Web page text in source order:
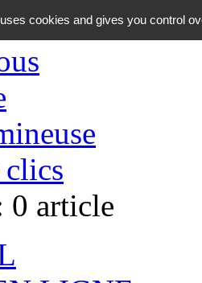
59
0 article
cookies and gives you control